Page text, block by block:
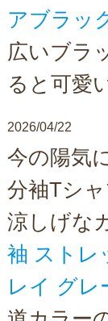
アブラッ
広いブラ
ると可愛
2026/04/22
今の陽気
分袖Tシ
涼しげな
袖 ストレ
レイ グレ